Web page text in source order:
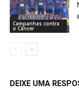
Campanhas contra
o Câncer
DEIXE UMA